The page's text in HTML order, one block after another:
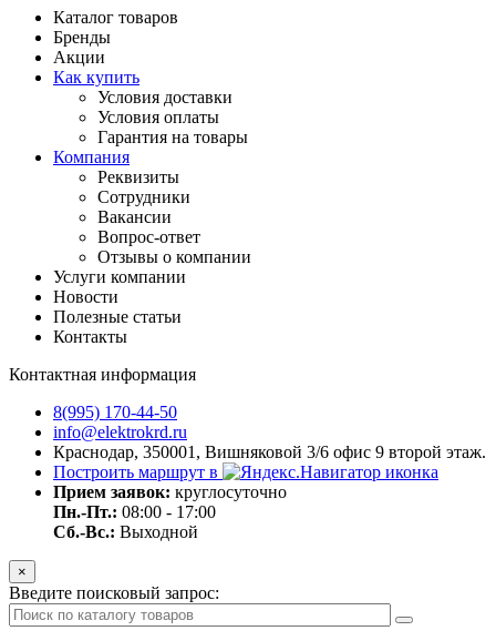
Каталог товаров
Бренды
Акции
Как купить
Условия доставки
Условия оплаты
Гарантия на товары
Компания
Реквизиты
Сотрудники
Вакансии
Вопрос-ответ
Отзывы о компании
Услуги компании
Новости
Полезные статьи
Контакты
Контактная информация
8(995) 170-44-50
info@elektrokrd.ru
Краснодар, 350001, Вишняковой 3/6 офис 9 второй этаж.
Построить маршрут в
Прием заявок: круглосуточно
Пн.-Пт.: 08:00 - 17:00
Сб.-Вс.: Выходной
×
Введите поисковый запрос: